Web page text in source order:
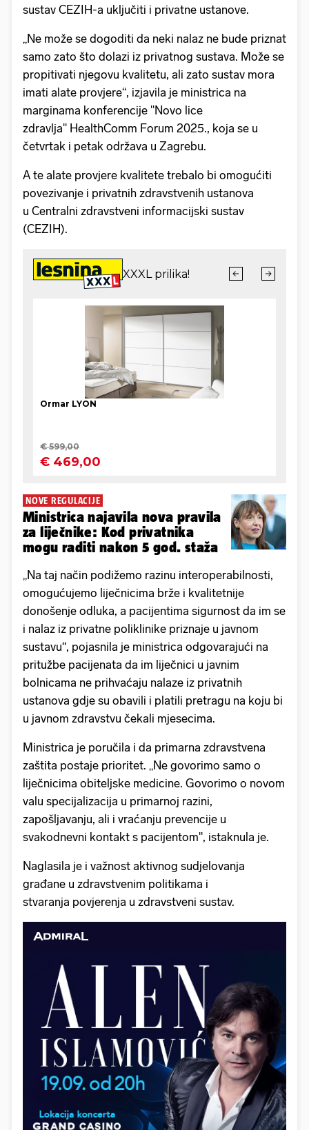
sustav CEZIH-a uključiti i privatne ustanove.
„Ne može se dogoditi da neki nalaz ne bude priznat
samo zato što dolazi iz privatnog sustava. Može se
propitivati njegovu kvalitetu, ali zato sustav mora
imati alate provjere“, izjavila je ministrica na
marginama konferencije "Novo lice
zdravlja" HealthComm Forum 2025., koja se u
četvrtak i petak održava u Zagrebu.
A te alate provjere kvalitete trebalo bi omogućiti
povezivanje i privatnih zdravstvenih ustanova
u Centralni zdravstveni informacijski sustav
(CEZIH).
NOVE REGULACIJE
Ministrica najavila nova pravila
za liječnike: Kod privatnika
mogu raditi nakon 5 god. staža
„Na taj način podižemo razinu interoperabilnosti,
omogućujemo liječnicima brže i kvalitetnije
donošenje odluka, a pacijentima sigurnost da im se
i nalaz iz privatne poliklinike priznaje u javnom
sustavu“, pojasnila je ministrica odgovarajući na
pritužbe pacijenata da im liječnici u javnim
bolnicama ne prihvaćaju nalaze iz privatnih
ustanova gdje su obavili i platili pretragu na koju bi
u javnom zdravstvu čekali mjesecima.
Ministrica je poručila i da primarna zdravstvena
zaštita postaje prioritet. „Ne govorimo samo o
liječnicima obiteljske medicine. Govorimo o novom
valu specijalizacija u primarnoj razini,
zapošljavanju, ali i vraćanju prevencije u
svakodnevni kontakt s pacijentom", istaknula je.
Naglasila je i važnost aktivnog sudjelovanja
građane u zdravstvenim politikama i
stvaranja povjerenja u zdravstveni sustav.